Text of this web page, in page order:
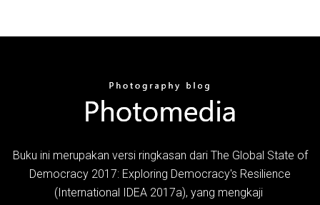
Buku ini merupakan versi ringkasan dari The Global State of
Democracy 2017: Exploring Democracy's Resilience
(International IDEA 2017a), yang mengkaji